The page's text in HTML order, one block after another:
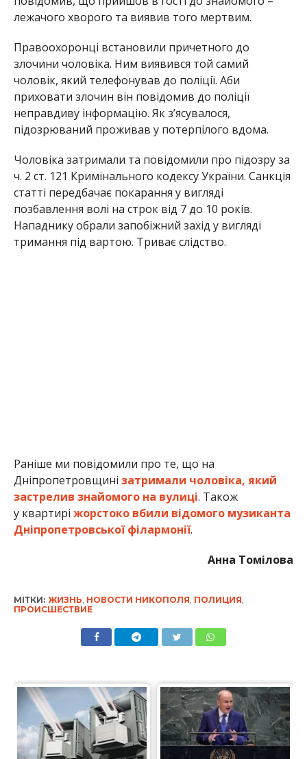
лежачого хворого та виявив того мертвим.
Правоохоронці встановили причетного до
злочини чоловіка. Ним виявився той самий
чоловік, який телефонував до поліції. Аби
приховати злочин він повідомив до поліції
неправдиву інформацію. Як з’ясувалося,
підозрюваний проживав у потерпілого вдома.
Чоловіка затримали та повідомили про підозру за
ч. 2 ст. 121 Кримінального кодексу України. Санкція
статті передбачає покарання у вигляді
позбавлення волі на строк від 7 до 10 років.
Нападнику обрали запобіжний захід у вигляді
тримання під вартою. Триває слідство.
Раніше ми повідомили про те, що на
Дніпропетровщині затримали чоловіка, який
застрелив знайомого на вулиці. Також
у квартирі жорстоко вбили відомого музиканта
Дніпропетровської філармонії.
Анна Томілова
МІТКИ: ЖИЗНЬ НОВОСТИ НИКОПОЛЯ ПОЛИЦИЯ
ПРОИСШЕСТВИЕ